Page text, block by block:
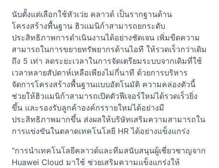
นับตั้งแต่เลือกใช้หัวเว่ย คลาวด์ เป็นรากฐานด้าน
โครงสร้างพื้นฐาน ฮิวแมนิก้าสามารถยกระดับ
ประสิทธิภาพการดำเนินงานได้อย่างชัดเจน เพิ่มขีดความ
สามารถในการขยายทรัพยากรด้านไอที ให้รวดเร็วกว่าเดิม
ถึง 5 เท่า ลดระยะเวลาในการจัดเตรียมระบบจากเดิมที่ใช้
เวลาหลายสัปดาห์เหลือเพียงไม่กี่นาที ด้วยการบริหาร
จัดการโครงสร้างพื้นฐานแบบอัตโนมัติ ความคล่องตัวนี้
ช่วยให้ฮิวแมนิก้าสามารถเปิดตัวฟีเจอร์ใหม่ได้รวดเร็วยิ่ง
ขึ้น และรองรับลูกค้าองค์กรรายใหม่ได้อย่างมี
ประสิทธิภาพมากขึ้น ส่งผลให้บริษัทเสริมความสามารถใน
การแข่งขันในตลาดเทคโนโลยี HR ได้อย่างแข็งแกร่ง
"การนำเทคโนโลยีคลาวด์และทีมสนับสนุนผู้เชี่ยวชาญจาก
Huawei Cloud มาใช้ ช่วยเสริมความแข็งแกร่งให้